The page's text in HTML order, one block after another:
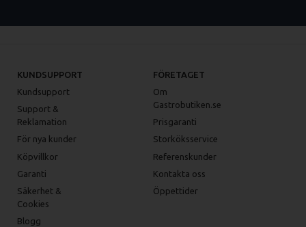
KUNDSUPPORT
Kundsupport
Support &
Reklamation
För nya kunder
Köpvillkor
Garanti
Säkerhet &
Cookies
Blogg
FÖRETAGET
Om
Gastrobutiken.se
Prisgaranti
Storköksservice
Referenskunder
Kontakta oss
Öppettider